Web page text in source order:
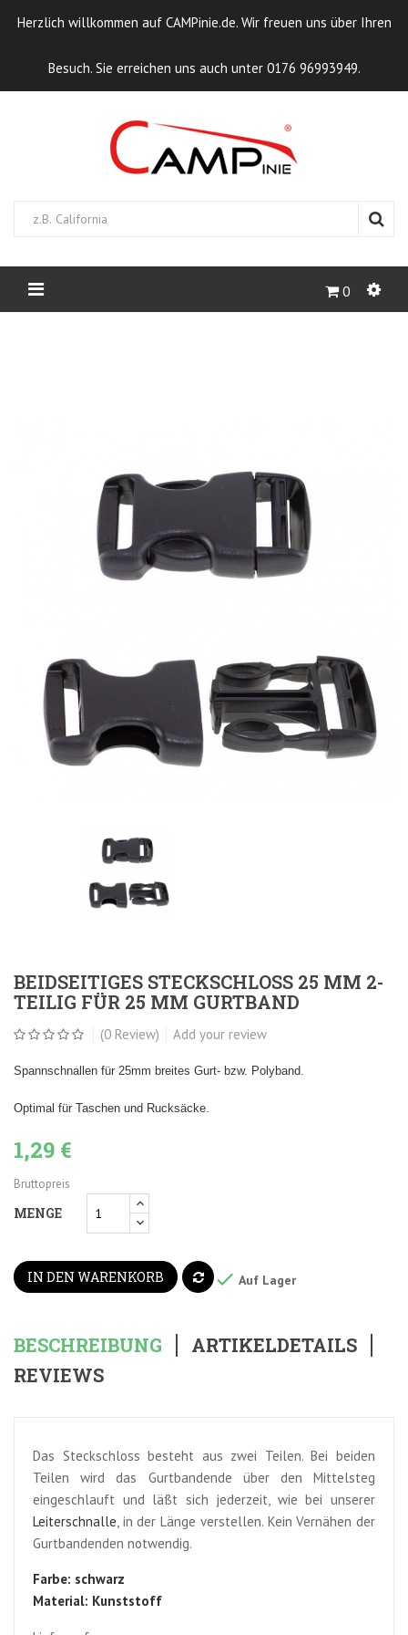
Herzlich willkommen auf CAMPinie.de. Wir freuen uns über Ihren
Besuch. Sie erreichen uns auch unter 0176 96993949.
0
BEIDSEITIGES STECKSCHLOSS 25 MM 2-
TEILIG FÜR 25 MM GURTBAND
(0 Review) Add your review
Spannschnallen für 25mm breites Gurt- bzw. Polyband.
Optimal für Taschen und Rucksäcke.
1,29 €
Bruttopreis
MENGE
IN DEN WARENKORB  Auf Lager
BESCHREIBUNG
ARTIKELDETAILS
REVIEWS
Das Steckschloss besteht aus zwei Teilen. Bei beiden
Teilen wird das Gurtbandende über den Mittelsteg
eingeschlauft und läßt sich jederzeit, wie bei unserer
Leiterschnalle, in der Länge verstellen. Kein Vernähen der
Gurtbandenden notwendig.
Farbe: schwarz
Material: Kunststoff